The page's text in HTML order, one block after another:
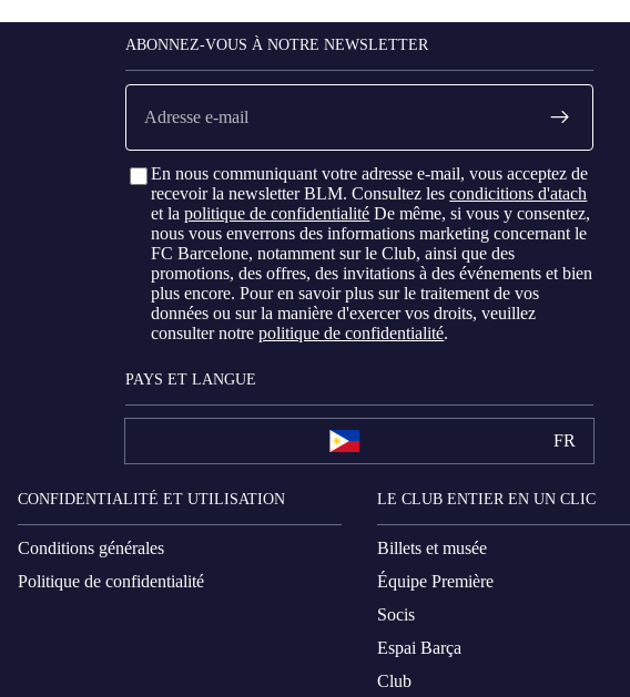
ABONNEZ-VOUS À NOTRE NEWSLETTER
E-
mail
En nous communiquant votre adresse e-mail, vous acceptez de
recevoir la newsletter BLM. Consultez lescondicitions d'atach
et lapolitique de confidentialité De même, si vous y consentez,
nous vous enverrons des informations marketing concernant le
FC Barcelone, notamment sur le Club, ainsi que des
promotions, des offres, des invitations à des événements et bien
plus encore. Pour en savoir plus sur le traitement de vos
données ou sur la manière d'exercer vos droits, veuillez
consulter notrepolitique de confidentialité.
PAYS ET LANGUE
FR
CONFIDENTIALITÉ ET UTILISATION
Conditions générales
Politique de confidentialité
LE CLUB ENTIER EN UN CLIC
Billets et musée
Équipe Première
Socis
Espai Barça
Club